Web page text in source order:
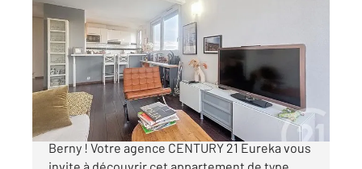
80,47 m
Ref : 9830
Appartement F5 à vendre
249 000 €
COUP DE COEUR ! Proche ANTONY Croix de
Berny ! Votre agence CENTURY 21 Eureka vous